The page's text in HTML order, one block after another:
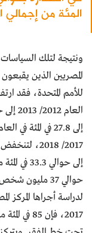
المئة من إجمالي
ونتيجة لتلك
المصريين الذين
للأمم المتحدة، فقد
إلى 27.8 في المئة في العام 2014/2015. و
حوالي 37
لدراسة أجراها المركز